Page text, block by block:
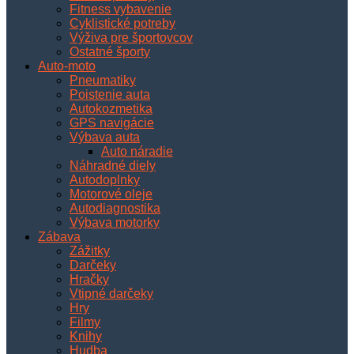
Fitness vybavenie
Cyklistické potreby
Výživa pre športovcov
Ostatné športy
Auto-moto
Pneumatiky
Poistenie auta
Autokozmetika
GPS navigácie
Výbava auta
Auto náradie
Náhradné diely
Autodoplnky
Motorové oleje
Autodiagnostika
Výbava motorky
Zábava
Zážitky
Darčeky
Hračky
Vtipné darčeky
Hry
Filmy
Knihy
Hudba